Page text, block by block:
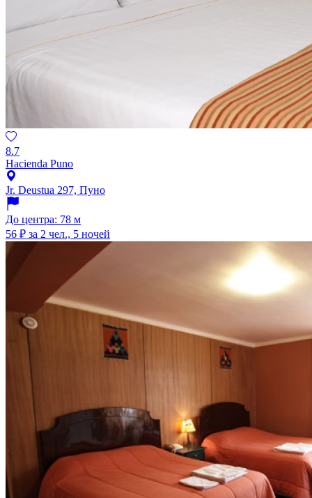
8.7
Hacienda Puno
Jr. Deustua 297, Пуно
До центра: 78 м
56 ₽ за 2 чел., 5 ночей